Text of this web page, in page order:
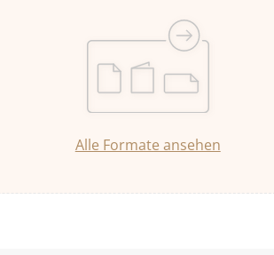
Alle Formate ansehen